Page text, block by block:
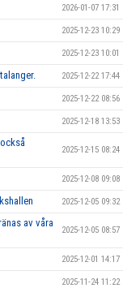
2026-01-07 17:31
2025-12-23 10:29
2025-12-23 10:01
2025-12-22 17:44
2025-12-22 08:56
2025-12-18 13:53
2025-12-15 08:24
2025-12-08 09:08
2025-12-05 09:32
av våra
2025-12-05 08:57
2025-12-01 14:17
2025-11-24 11:22